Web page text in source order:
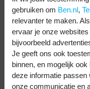
gebruiken om Ben.nl,
relevanter te maken.
ervaar je onze
bijvoorbeeld
Je geeft ons ook
binnen, en mogelijk
deze informatie passen
onze communicatie en